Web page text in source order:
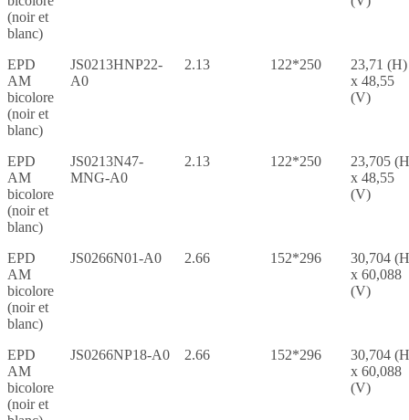
(noir et
blanc)
EPD
AM
bicolore
(noir et
blanc)
JS0213HNP22-
A0
2.13 122*250
23,71 (H)
x 48,55
(V)
EPD
AM
bicolore
(noir et
blanc)
JS0213N47-
MNG-A0
2.13 122*250
23,705
x 48,55
(V)
EPD
AM
bicolore
(noir et
blanc)
JS0266N01-A0 2.66 152*296
30,704
x 60,088
(V)
EPD
AM
bicolore
(noir et
JS0266NP18-A0 2.66 152*296
30,704
x 60,088
(V)